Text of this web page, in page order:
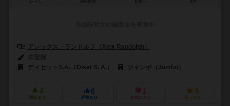
アレックス・ランドルフ（Alex Randolph）
ディセットS.A.（Diset S. A.）
ジャンボ（Jumbo）
4
興味あり
6
経験あり
1
お気に入り
9
持ってる